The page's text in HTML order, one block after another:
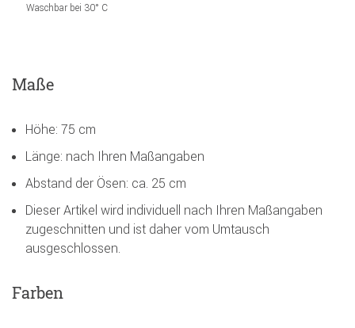
Waschbar bei 30° C
Maße
Höhe: 75 cm
Länge: nach Ihren Maßangaben
Abstand der Ösen: ca. 25 cm
Dieser Artikel wird individuell nach Ihren Maßangaben
zugeschnitten und ist daher vom Umtausch
ausgeschlossen.
Farben